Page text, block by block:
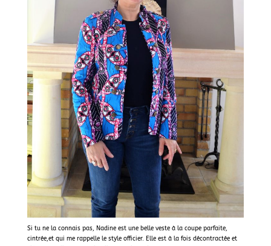
Si tu ne la connais pas, Nadine est une belle veste à la coupe parfaite,
cintrée,et qui me rappelle le style officier. Elle est à la fois décontractée et